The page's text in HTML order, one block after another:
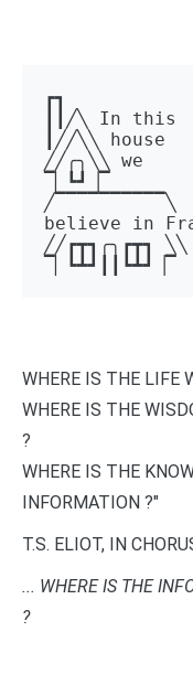
┏┓
┃┃╱╲ In this
┃╱╱╲╲ house
╱╱╭╮╲╲ we
▔▏┗┛▕▔
╱▔▔▔▔▔▔▔▔▔▔╲
believe in
╱╱┏┳┓╭╮┏┳┓ ╲╲
▔▏┗┻┛┃┃┗┻┛▕▔
WHERE IS THE LIFE
WHERE IS THE
?
WHERE IS THE
INFORMATION ?"
T.S. ELIOT, IN
... WHERE IS THE
?